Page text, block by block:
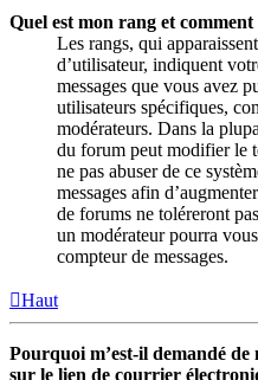
Quel est mon rang et
Les rangs, qui
d’utilisateur, indiquent
messages que vous avez
utilisateurs spécifiques,
modérateurs. Dans la
du forum peut modifier le
ne pas abuser de ce
messages afin
de forums ne toléreront
un modérateur pourra
compteur de messages.
Haut
Pourquoi m’est-il demandé
sur le lien de courrier